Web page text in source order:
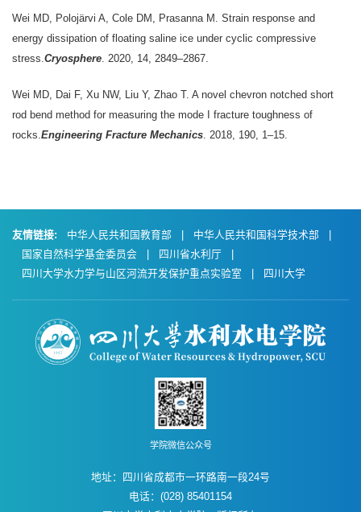
Wei MD, Polojärvi A, Cole DM, Prasanna M. Strain response and
energy dissipation of floating saline ice under cyclic compressive
stress. Cryosphere . 2020, 14, 2849–2867.
Wei MD, Dai F, Xu NW, Liu Y, Zhao T. A novel chevron notched short
rod bend method for measuring the mode I fracture toughness of
rocks. Engineering Fracture Mechanics . 2018, 190, 1–15.
友情链接: 中华人民共和国教育部 | 中华人民共和国科学技术部
|
国家自然科学基金委员会
| 四川省水利厅
|
四川大学水力学与山区河流开发保护重点实验室
| 四川大学
地址：四川省成都市一环路南一段24号
电话：(028) 85401154
学院微信公众号